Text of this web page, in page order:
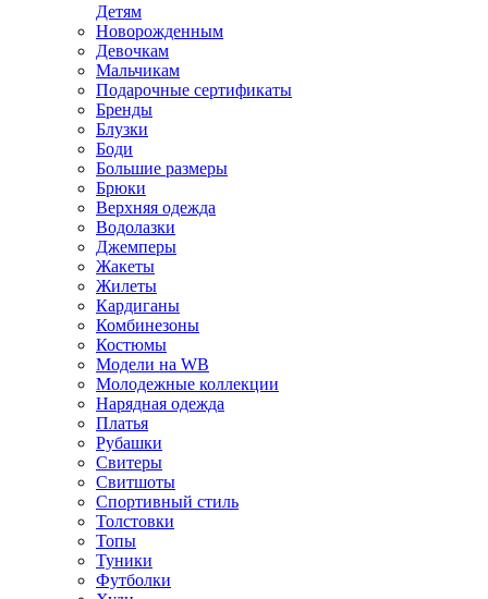
Детям
Новорожденным
Девочкам
Мальчикам
Подарочные сертификаты
Бренды
Блузки
Боди
Большие размеры
Брюки
Верхняя одежда
Водолазки
Джемперы
Жакеты
Жилеты
Кардиганы
Комбинезоны
Костюмы
Модели на WB
Молодежные коллекции
Нарядная одежда
Платья
Рубашки
Свитеры
Свитшоты
Спортивный стиль
Толстовки
Топы
Туники
Футболки